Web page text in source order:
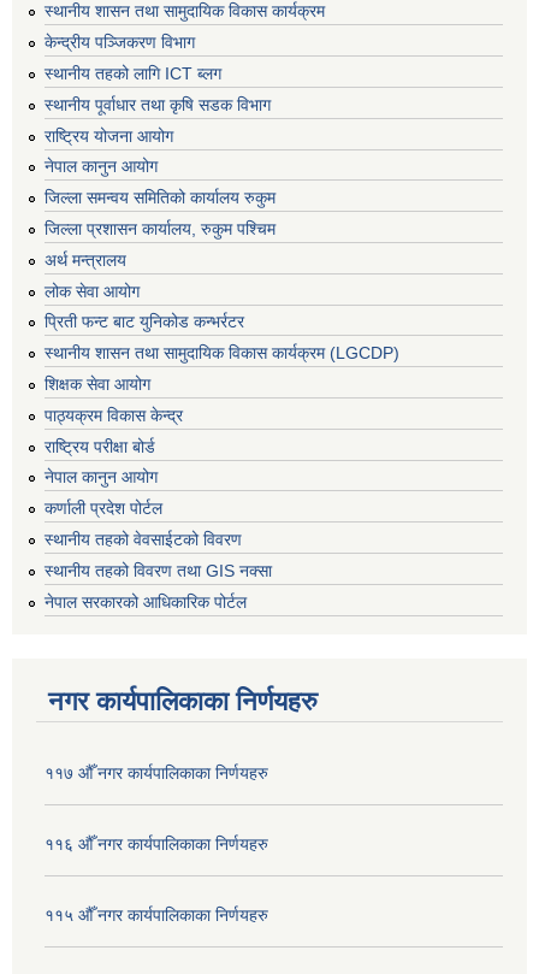
स्थानीय शासन तथा सामुदायिक विकास कार्यक्रम
केन्द्रीय पञ्जिकरण विभाग
स्थानीय तहको लागि ICT ब्लग
स्थानीय पूर्वाधार तथा कृषि सडक विभाग
राष्ट्रिय योजना आयोग
नेपाल कानुन आयोग
जिल्ला समन्वय समितिको कार्यालय रुकुम
जिल्ला प्रशासन कार्यालय, रुकुम पश्चिम
अर्थ मन्त्रालय
लोक सेवा आयोग
प्रिती फन्ट बाट युनिकोड कन्भर्रटर
स्थानीय शासन तथा सामुदायिक विकास कार्यक्रम (LGCDP)
शिक्षक सेवा आयोग
पाठ्यक्रम विकास केन्द्र
राष्ट्रिय परीक्षा बोर्ड
नेपाल कानुन आयोग
कर्णाली प्रदेश पोर्टल
स्थानीय तहको वेवसाईटको विवरण
स्थानीय तहको विवरण तथा GIS नक्सा
नेपाल सरकारको आधिकारिक पोर्टल
नगर कार्यपालिकाका निर्णयहरु
११७ औँ नगर कार्यपालिकाका निर्णयहरु
११६ औँ नगर कार्यपालिकाका निर्णयहरु
११५ औँ नगर कार्यपालिकाका निर्णयहरु